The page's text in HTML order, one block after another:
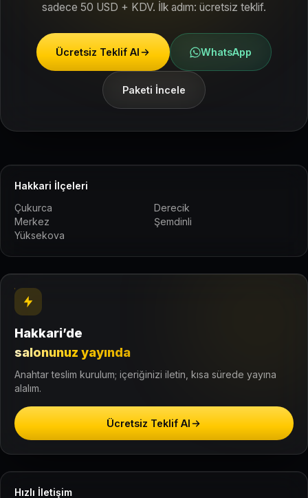
sadece 50 USD + KDV. İlk adım: ücretsiz teklif.
Ücretsiz Teklif Al WhatsApp
Paketi İncele
Hakkari İlçeleri
Çukurca
Derecik
Merkez
Şemdinli
Yüksekova
Hakkari’de
salonunuz yayında
Anahtar teslim kurulum; içeriğinizi iletin, kısa sürede yayına
alalım.
Ücretsiz Teklif Al
Hızlı İletişim